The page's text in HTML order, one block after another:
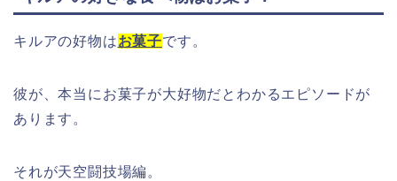
キルアの好物はお菓子です。
彼が、本当にお菓子が大好物だとわかるエピソードが
あります。
それが天空闘技場編。